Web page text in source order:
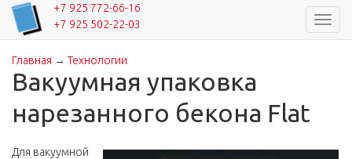
+7 925 772-66-16
+7 925 502-22-03
Вы здесь
Главная → Технологии
Вакуумная упаковка
нарезанного бекона Flat
Для вакуумной